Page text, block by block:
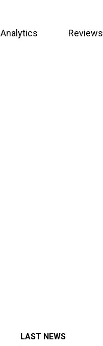
Analytics Reviews
LAST NEWS